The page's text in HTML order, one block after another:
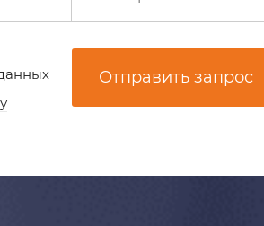
Отправить запрос